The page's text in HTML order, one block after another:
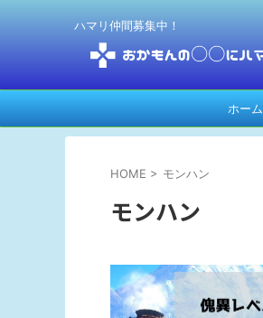
ハマリ仲間募集中！
ホーム
HOME > モンハン
モンハン